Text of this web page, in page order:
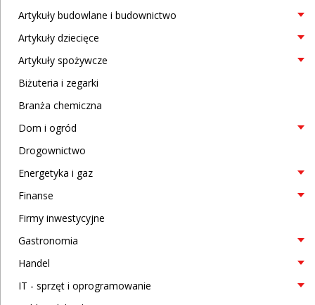
Artykuły budowlane i budownictwo
Artykuły dziecięce
Artykuły spożywcze
Biżuteria i zegarki
Branża chemiczna
Dom i ogród
Drogownictwo
Energetyka i gaz
Finanse
Firmy inwestycyjne
Gastronomia
Handel
IT - sprzęt i oprogramowanie